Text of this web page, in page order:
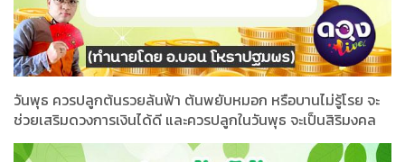
วันพุธ ควรปลูกต้นรวยล้นฟ้า ต้นพยับหมอก หรือบานไม่รู้โรย จะ
ช่วยเสริมดวงการเงินได้ดี และควรปลูกในวันพุธ จะเป็นสิริมงคล